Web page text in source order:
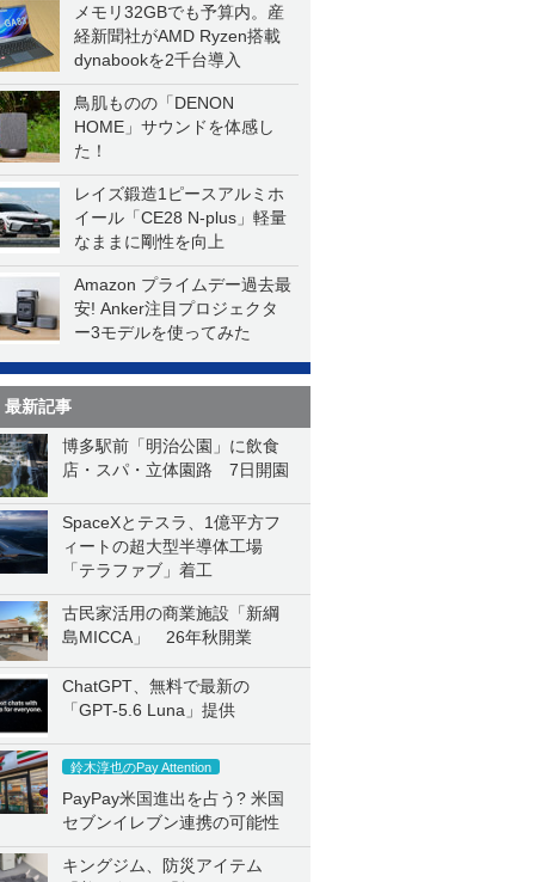
メモリ32GBでも予算内。産
経新聞社がAMD Ryzen搭載
dynabookを2千台導入
鳥肌ものの「DENON
HOME」サウンドを体感し
た！
レイズ鍛造1ピースアルミホ
イール「CE28 N-plus」軽量
なままに剛性を向上
Amazon プライムデー過去最
安! Anker注目プロジェクタ
ー3モデルを使ってみた
最新記事
博多駅前「明治公園」に飲食
店・スパ・立体園路 7日開園
SpaceXとテスラ、1億平方フ
ィートの超大型半導体工場
「テラファブ」着工
古民家活用の商業施設「新綱
島MICCA」 26年秋開業
ChatGPT、無料で最新の
「GPT-5.6 Luna」提供
鈴木淳也のPay Attention
PayPay米国進出を占う? 米国
セブンイレブン連携の可能性
キングジム、防災アイテム